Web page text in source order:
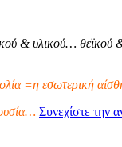
& υλικού…
=η εσωτερική
Συνεχίστε την